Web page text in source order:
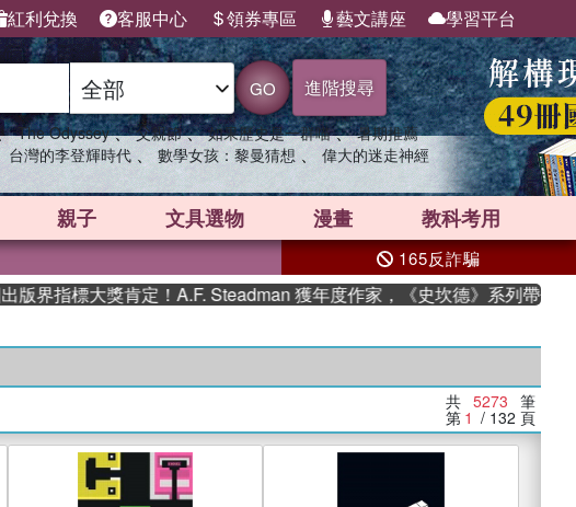
紅利兌換 客服中心 領券專區 藝文講座 學習平台
GO 進階搜尋
The Odyssey 、 父親節 、 如果歷史是一群喵 、 暑期推薦
台灣的李登輝時代 、 數學女孩：黎曼猜想 、 偉大的迷走神經
親子 文具選物 漫畫 教科考用
165反詐騙
大獎肯定！A.F. Steadman 獲年度作家，《史坎德》系列帶你踏上熱血奇
共 5273 筆
第 1 / 132 頁